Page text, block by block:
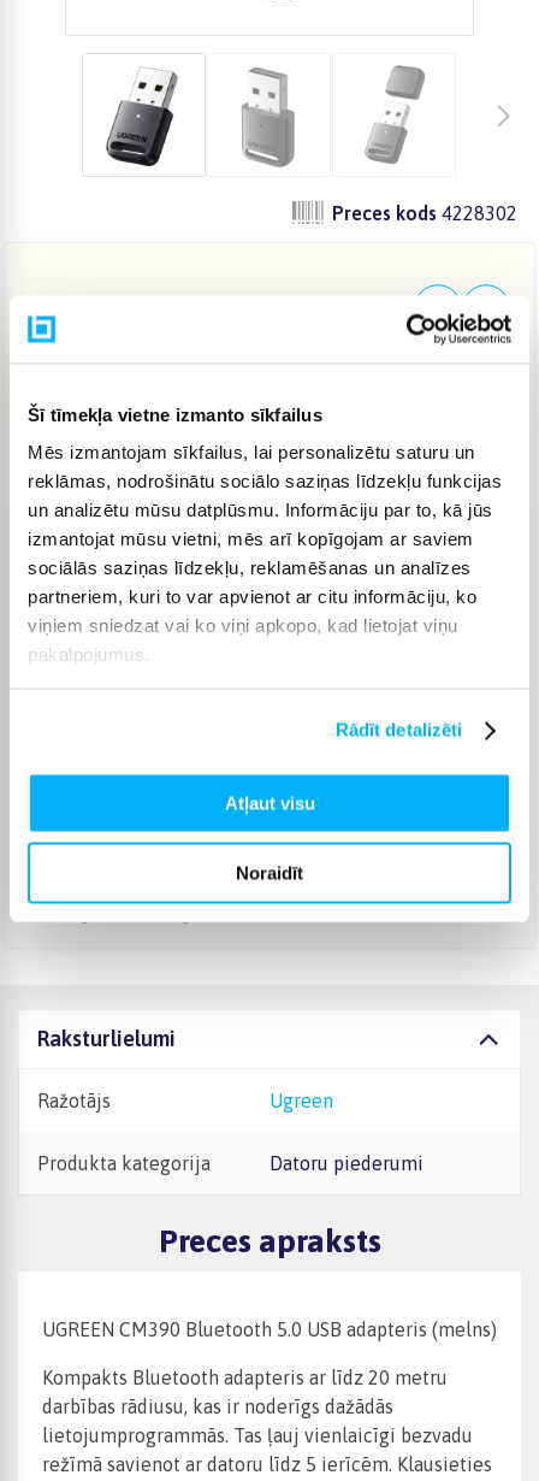
Šī tīmekļa vietne izmanto sīkfailus
Mēs izmantojam sīkfailus, lai personalizētu saturu un
reklāmas, nodrošinātu sociālo saziņas līdzekļu funkcijas
un analizētu mūsu datplūsmu. Informāciju par to, kā jūs
izmantojat mūsu vietni, mēs arī kopīgojam ar saviem
sociālās saziņas līdzekļu, reklamēšanas un analīzes
partneriem, kuri to var apvienot ar citu informāciju, ko
viņiem sniedzat vai ko viņi apkopo, kad lietojat viņu
pakalpojumus.
Rādīt detalizēti
Atļaut visu
Noraidīt
Preces kods 4228302
19,47 €
Piegāde: 2-5 d.d.
Venipak pakomāts (2,99 €)
Augusts 10d. - Augusts 13d.
Venipak Kurjers (3,99 €)
Apmaksā pilnu summu skaidrā naudā piegādes brīdī.
Augusts 11d. - Augusts 14d.
Augusts 10d. - Augusts 13d.
DPD pakomāts (4,99 €)
Raksturlielumi
Ražotājs Ugreen
Produkta kategorija Datoru piederumi
Preces apraksts
UGREEN CM390 Bluetooth 5.0 USB adapteris (melns)
Kompakts Bluetooth adapteris ar līdz 20 metru
darbības rādiusu, kas ir noderīgs dažādās
lietojumprogrammās. Tas ļauj vienlaicīgi bezvadu
režīmā savienot ar datoru līdz 5 ierīcēm. Klausieties